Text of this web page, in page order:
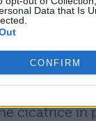
Data that Is
CONFIRM
da
cicatrice in